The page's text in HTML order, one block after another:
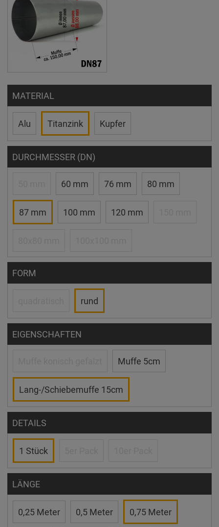
MATERIAL
Alu Titanzink Kupfer
DURCHMESSER (DN)
60 mm 76 mm 80 mm
87 mm 100 mm 120 mm
FORM
rund
EIGENSCHAFTEN
Muffe 5cm
Lang-/Schiebemuffe 15cm
DETAILS
1 Stück
LÄNGE
0,25 Meter 0,5 Meter 0,75 Meter